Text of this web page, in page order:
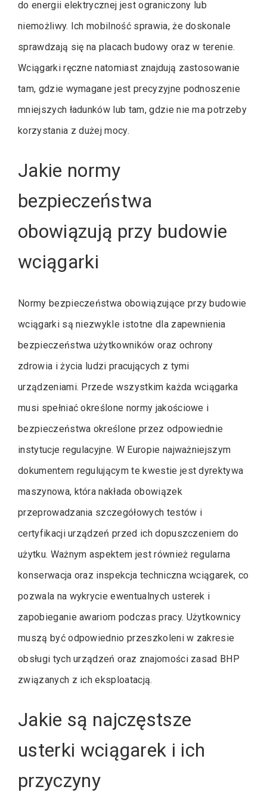
do energii elektrycznej jest ograniczony lub
niemożliwy. Ich mobilność sprawia, że doskonale
sprawdzają się na placach budowy oraz w terenie.
Wciągarki ręczne natomiast znajdują zastosowanie
tam, gdzie wymagane jest precyzyjne podnoszenie
mniejszych ładunków lub tam, gdzie nie ma potrzeby
korzystania z dużej mocy.
Jakie normy
bezpieczeństwa
obowiązują przy budowie
wciągarki
Normy bezpieczeństwa obowiązujące przy budowie
wciągarki są niezwykle istotne dla zapewnienia
bezpieczeństwa użytkowników oraz ochrony
zdrowia i życia ludzi pracujących z tymi
urządzeniami. Przede wszystkim każda wciągarka
musi spełniać określone normy jakościowe i
bezpieczeństwa określone przez odpowiednie
instytucje regulacyjne. W Europie najważniejszym
dokumentem regulującym te kwestie jest dyrektywa
maszynowa, która nakłada obowiązek
przeprowadzania szczegółowych testów i
certyfikacji urządzeń przed ich dopuszczeniem do
użytku. Ważnym aspektem jest również regularna
konserwacja oraz inspekcja techniczna wciągarek, co
pozwala na wykrycie ewentualnych usterek i
zapobieganie awariom podczas pracy. Użytkownicy
muszą być odpowiednio przeszkoleni w zakresie
obsługi tych urządzeń oraz znajomości zasad BHP
związanych z ich eksploatacją.
Jakie są najczęstsze
usterki wciągarek i ich
przyczyny